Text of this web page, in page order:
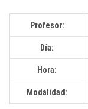
Profesor:
Día:
Hora:
Modalidad: